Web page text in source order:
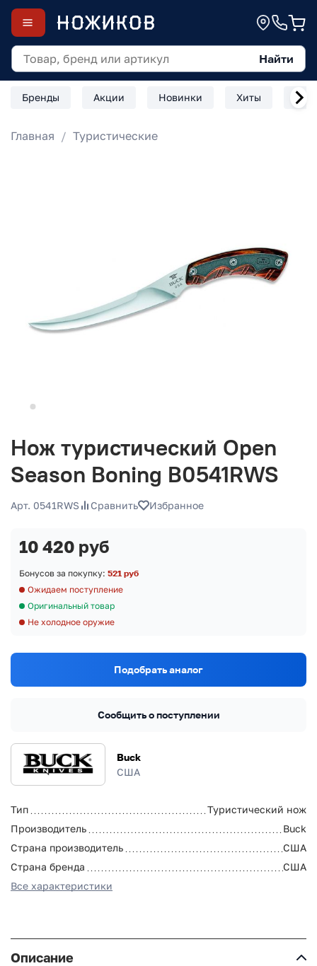
Найти
Бренды Акции Новинки Хиты
Главная Туристические
Нож туристический Open
Season Boning B0541RWS
Арт. 0541RWS Сравнить Избранное
Buck
США
Тип
Туристический нож
Производитель
Buck
Страна производитель
США
Страна бренда
США
Все характеристики
10 420 руб
Бонусов за покупку: 521 руб
Ожидаем поступление
Оригинальный товар
Не холодное оружие
Подобрать аналог
Сообщить о поступлении
Описание